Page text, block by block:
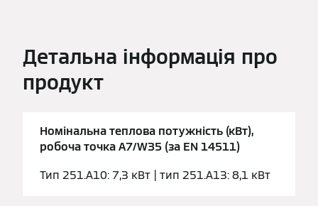
Детальна інформація про
продукт
Номінальна теплова потужність (кВт),
робоча точка A7/W35 (за EN 14511)
Тип 251.A10: 7,3 кВт | тип 251.A13: 8,1 кВт